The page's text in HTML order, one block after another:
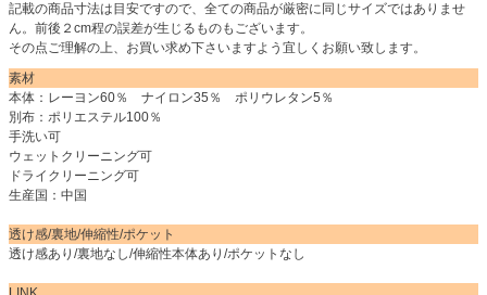
記載の商品寸法は目安ですので、全ての商品が厳密に同じサイズではありませ
ん。前後２cm程の誤差が生じるものもございます。
その点ご理解の上、お買い求め下さいますよう宜しくお願い致します。
素材
本体：レーヨン60％ ナイロン35％ ポリウレタン5％
別布：ポリエステル100％
手洗い可
ウェットクリーニング可
ドライクリーニング可
生産国：中国
透け感/裏地/伸縮性/ポケット
透け感あり/裏地なし/伸縮性本体あり/ポケットなし